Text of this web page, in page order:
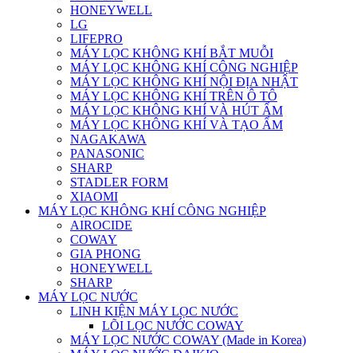
HONEYWELL
LG
LIFEPRO
MÁY LỌC KHÔNG KHÍ BẮT MUỖI
MÁY LỌC KHÔNG KHÍ CÔNG NGHIỆP
MÁY LỌC KHÔNG KHÍ NỘI ĐỊA NHẬT
MÁY LỌC KHÔNG KHÍ TRÊN Ô TÔ
MÁY LỌC KHÔNG KHÍ VÀ HÚT ẨM
MÁY LỌC KHÔNG KHÍ VÀ TẠO ẨM
NAGAKAWA
PANASONIC
SHARP
STADLER FORM
XIAOMI
MÁY LỌC KHÔNG KHÍ CÔNG NGHIỆP
AIROCIDE
COWAY
GIA PHONG
HONEYWELL
SHARP
MÁY LỌC NƯỚC
LINH KIỆN MÁY LỌC NƯỚC
LÕI LỌC NƯỚC COWAY
MÁY LỌC NƯỚC COWAY (Made in Korea)